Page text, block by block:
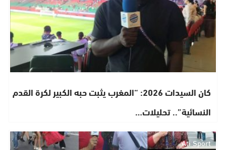
​كان السيدات 2026: “المغرب يثبت حبه الكبير لكرة القدم
النسائية”.. تحليلات…
Ati Sport